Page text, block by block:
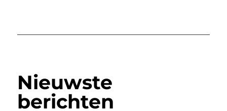
Nieuwste
berichten